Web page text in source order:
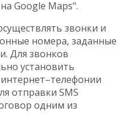
Google Maps".
звонки и
номера, заданные
Для звонков
установить
отправки SMS
одним из